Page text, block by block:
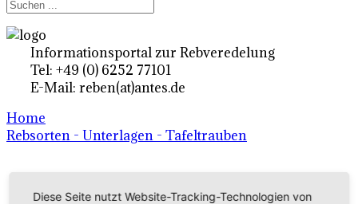
Informationsportal zur Rebveredelung
Tel: +49 (0) 6252 77101
E-Mail: reben(at)antes.de
Home
Rebsorten - Unterlagen - Tafeltrauben
Diese Seite nutzt Website-Tracking-Technologien von